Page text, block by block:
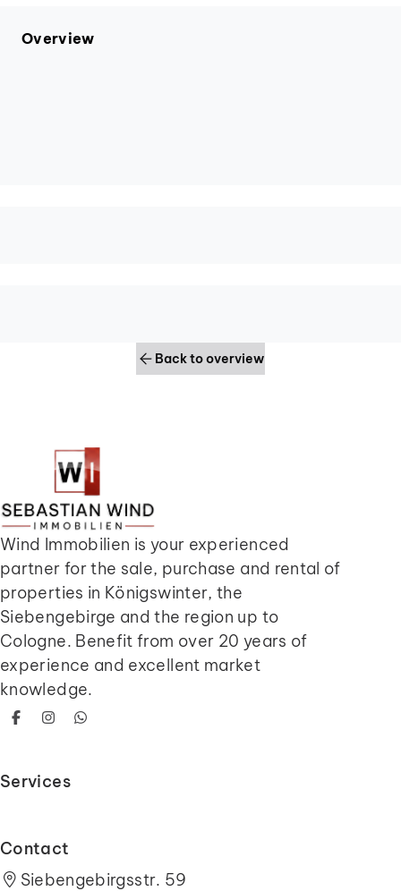
Overview
Back to overview
Wind Immobilien is your experienced
partner for the sale, purchase and rental of
properties in Königswinter, the
Siebengebirge and the region up to
Cologne. Benefit from over 20 years of
experience and excellent market
knowledge.
Facebook
InstagramWhatsApp
Services
Contact
Siebengebirgsstr. 59